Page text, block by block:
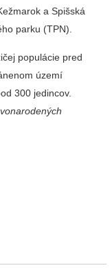
a Spišská
parku (TPN).
populácie pred
území
300 jedin­cov.